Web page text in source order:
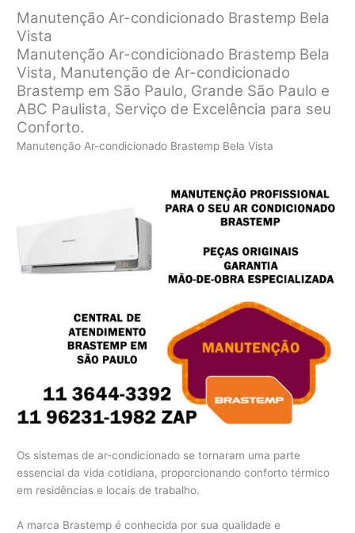
Manutenção Ar-condicionado Brastemp Bela
Vista
Manutenção Ar-condicionado Brastemp Bela
Vista, Manutenção de Ar-condicionado
Brastemp em São Paulo, Grande São Paulo e
ABC Paulista, Serviço de Excelência para seu
Conforto.
Manutenção Ar-condicionado Brastemp Bela Vista
Os sistemas de ar-condicionado se tornaram uma parte
essencial da vida cotidiana, proporcionando conforto térmico
em residências e locais de trabalho.
A marca Brastemp é conhecida por sua qualidade e